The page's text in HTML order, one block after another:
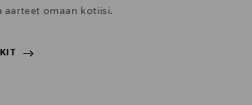
aarteet omaan kotiisi.